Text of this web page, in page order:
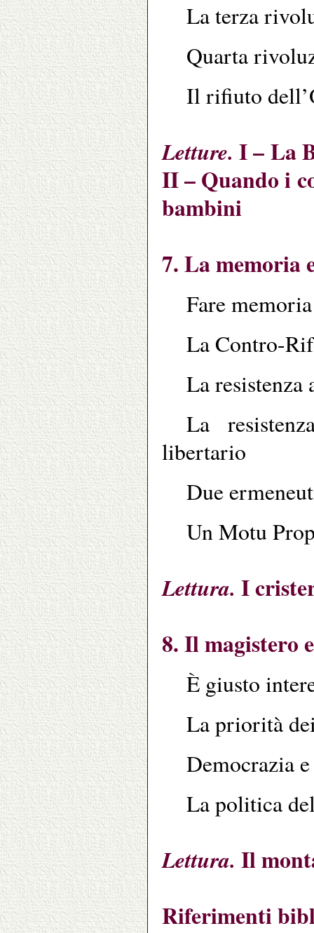
La terza
Quarta
Il rifiuto
Letture. I – La
II – Quando i
bambini
7. La memoria
Fare
La Contro-
La
La
libertario
Due
Un Motu
Lettura. I
8. Il magistero
È giusto
La priorità
Democrazia
La politica
Lettura. Il
Riferimenti